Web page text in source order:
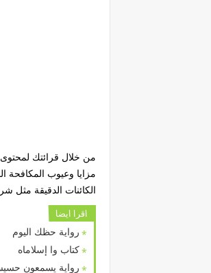
من خلال قرائتك
مزايا وعيوب
الكائنات الدقيقة مثل
اقرا ايضا
رواية حظك اليوم
كتاب وا إسلاماه
رواية يسمعون